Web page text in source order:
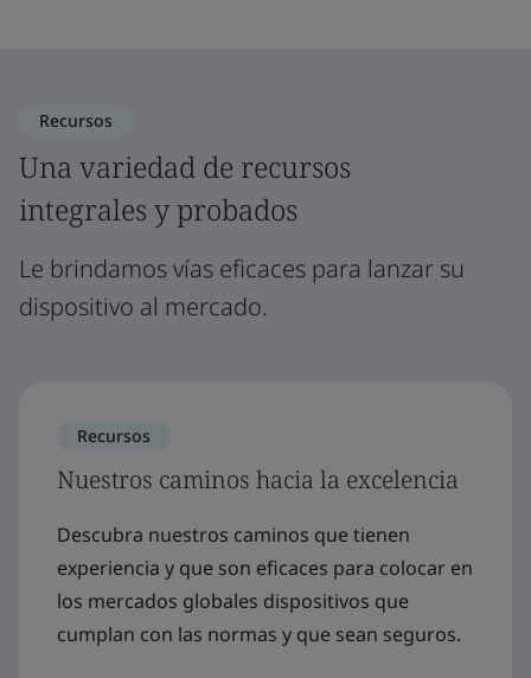
Recursos
Una variedad de recursos
integrales y probados
Le brindamos vías eficaces para lanzar su
dispositivo al mercado.
Recursos
Nuestros caminos hacia la excelencia
Descubra nuestros caminos que tienen
experiencia y que son eficaces para colocar en
los mercados globales dispositivos que
cumplan con las normas y que sean seguros.